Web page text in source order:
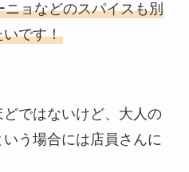
ョなどのスパイスも別
いです！
ではないけど、大人の
う場合には店員さんに